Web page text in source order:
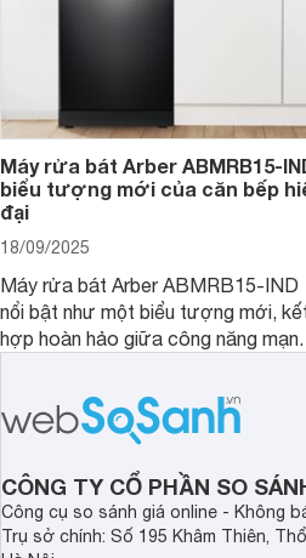
Máy rửa bát Arber ABMRB15-
biểu tượng mới của căn bếp
đại
18/09/2025
Máy rửa bát Arber ABMRB15-IND
nổi bật như một biểu tượng mới,
hợp hoàn hảo giữa công năng
thủ đắc lực giúp giải phóng đôi tay,
mang lại sự thoải mái và sang trọng
trong từng khoảnh khắc quây quần.
CÔNG TY CỔ PHẦN SO
Công cụ so sánh giá online - Không
Trụ sở chính: Số 195 Khâm Thiên,